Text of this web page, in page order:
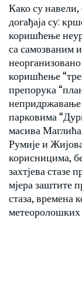
Како су
догађаја су:
коришћење
са самозваним
коришћење
препорука
парковима
масива
Румије и
корисницима,
захтјева стазе
мјера заштите
стаза, времена
метеоролошких